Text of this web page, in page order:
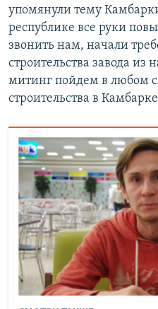
упомянули тему
республике все руки
звонить нам, начали
строительства завода
митинг пойдем в любом
строительства в